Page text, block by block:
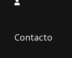
Contacto